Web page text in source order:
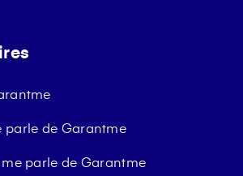
parle de Garantme
parle de Garantme